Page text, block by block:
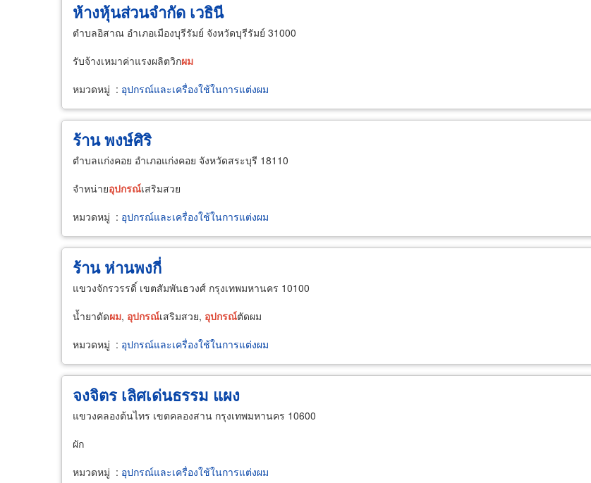
ห้างหุ้นส่วนจำกัด เวธินี
ตำบลอิสาณ อำเภอเมืองบุรีรัมย์ จังหวัดบุรีรัมย์ 31000
รับจ้างเหมาค่าแรงผลิตวิกผม
หมวดหมู่ : อุปกรณ์และเครื่องใช้ในการแต่งผม
ร้าน พงษ์ศิริ
ตำบลแก่งคอย อำเภอแก่งคอย จังหวัดสระบุรี 18110
จำหน่ายอุปกรณ์เสริมสวย
หมวดหมู่ : อุปกรณ์และเครื่องใช้ในการแต่งผม
ร้าน ห่านพงกี่
แขวงจักรวรรดิ์ เขตสัมพันธวงศ์ กรุงเทพมหานคร 10100
น้ำยาดัดผม, อุปกรณ์เสริมสวย, อุปกรณ์ตัดผม
หมวดหมู่ : อุปกรณ์และเครื่องใช้ในการแต่งผม
จงจิตร เลิศเด่นธรรม แผง
แขวงคลองต้นไทร เขตคลองสาน กรุงเทพมหานคร 10600
ผัก
หมวดหมู่ : อุปกรณ์และเครื่องใช้ในการแต่งผม